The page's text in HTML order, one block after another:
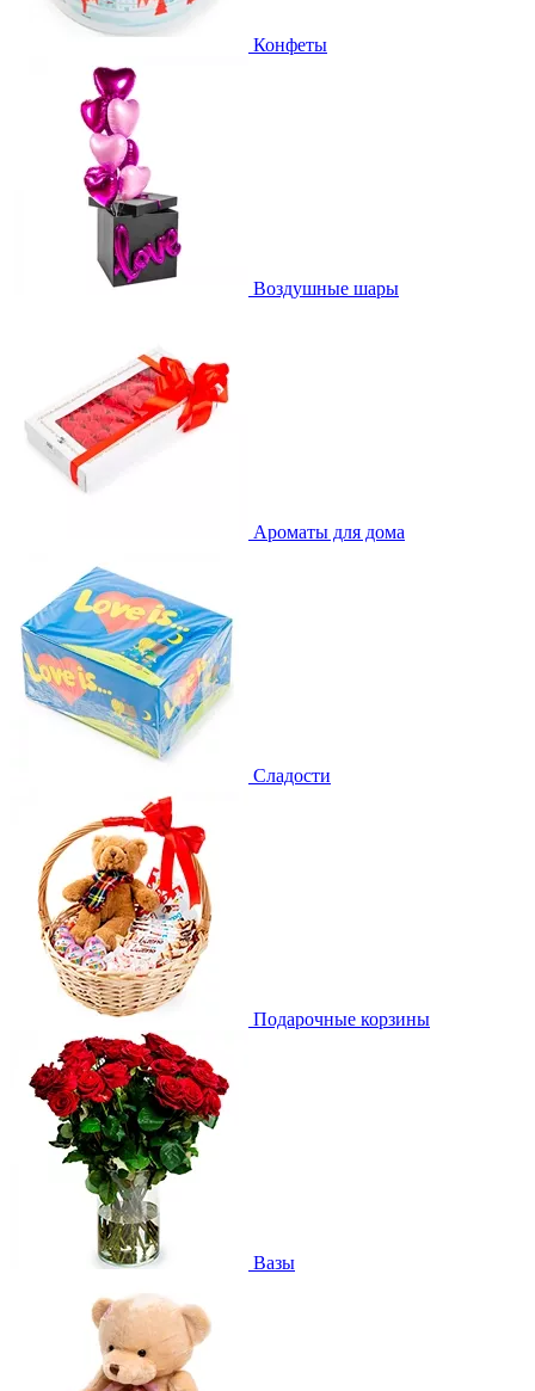
Конфеты
Воздушные шары
Ароматы для дома
Сладости
Подарочные корзины
Вазы